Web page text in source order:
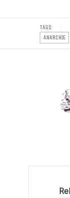
TAGS:
ANARCHIE